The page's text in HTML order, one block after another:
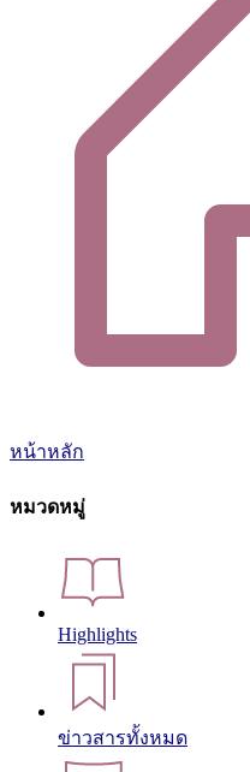
หน้าหลัก
หมวดหมู่
Highlights
ข่าวสารทั้งหมด